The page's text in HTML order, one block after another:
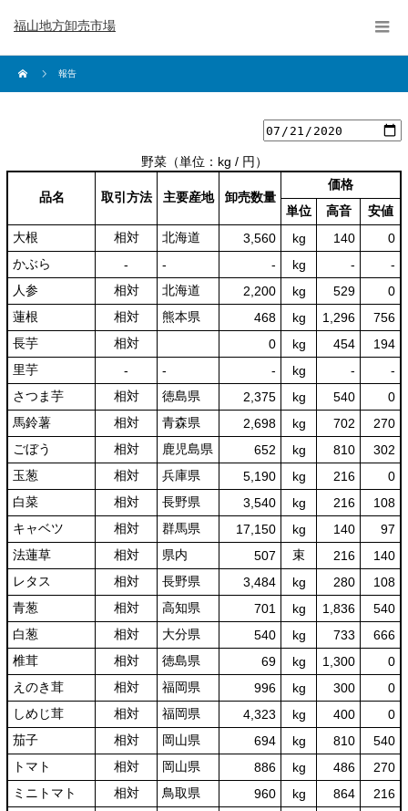
福山地方卸売市場
報告
野菜（単位：kg / 円）
品名 取引方法 主要産地 卸売数量
価格
単位
高音
安値
大根
相対 北海道 3,560 kg 140
0
かぶら
‐ ‐ ‐ kg -
‐
人参
相対 北海道 2,200 kg 529
0
蓮根
相対 熊本県 468 kg 1,296
756
長芋
相対 0 kg 454
194
里芋
‐ ‐ ‐ kg -
‐
さつま芋
相対 徳島県 2,375 kg 540
0
馬鈴薯
相対 青森県 2,698 kg 702
270
ごぼう
相対 鹿児島県 652 kg 810
302
玉葱
相対 兵庫県 5,190 kg 216
0
白菜
相対 長野県 3,540 kg 216
108
キャベツ
相対 群馬県 17,150 kg 140
97
法蓮草
相対 県内 507 束 216
140
レタス
相対 長野県 3,484 kg 280
108
青葱
相対 高知県 701 kg 1,836
540
白葱
相対 大分県 540 kg 733
666
椎茸
相対 徳島県 69 kg 1,300
0
えのき茸
相対 福岡県 996 kg 300
0
しめじ茸
相対 福岡県 4,323 kg 400
0
茄子
相対 岡山県 694 kg 810
540
トマト
相対 岡山県 886 kg 486
270
ミニトマト
相対 鳥取県 960 kg 864
216